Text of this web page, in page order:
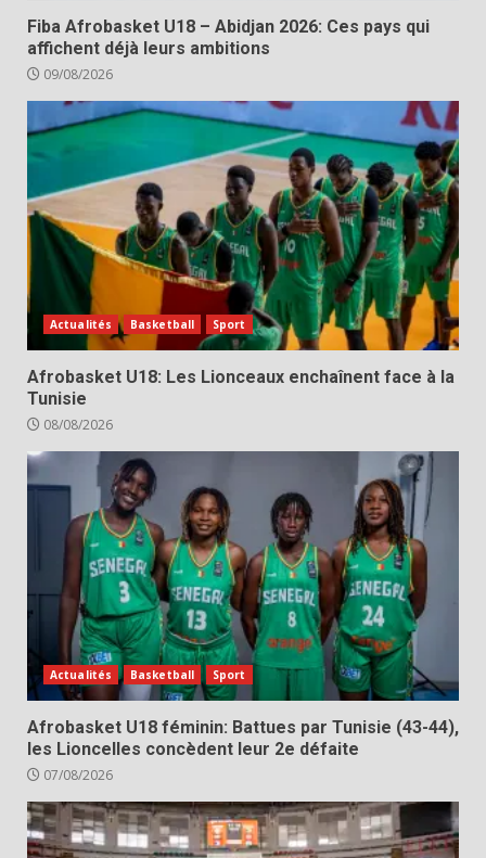
Fiba Afrobasket U18 – Abidjan 2026: Ces pays qui
affichent déjà leurs ambitions
09/08/2026
Actualités Basketball Sport
Afrobasket U18: Les Lionceaux enchaînent face à la
Tunisie
08/08/2026
Actualités Basketball Sport
Afrobasket U18 féminin: Battues par Tunisie (43-44),
les Lioncelles concèdent leur 2e défaite
07/08/2026